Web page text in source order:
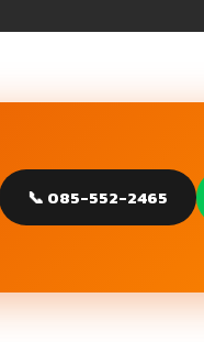
📞 085-552-2465